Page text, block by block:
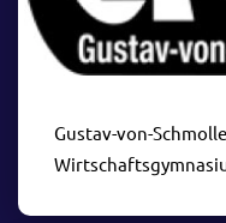
Gustav-von-